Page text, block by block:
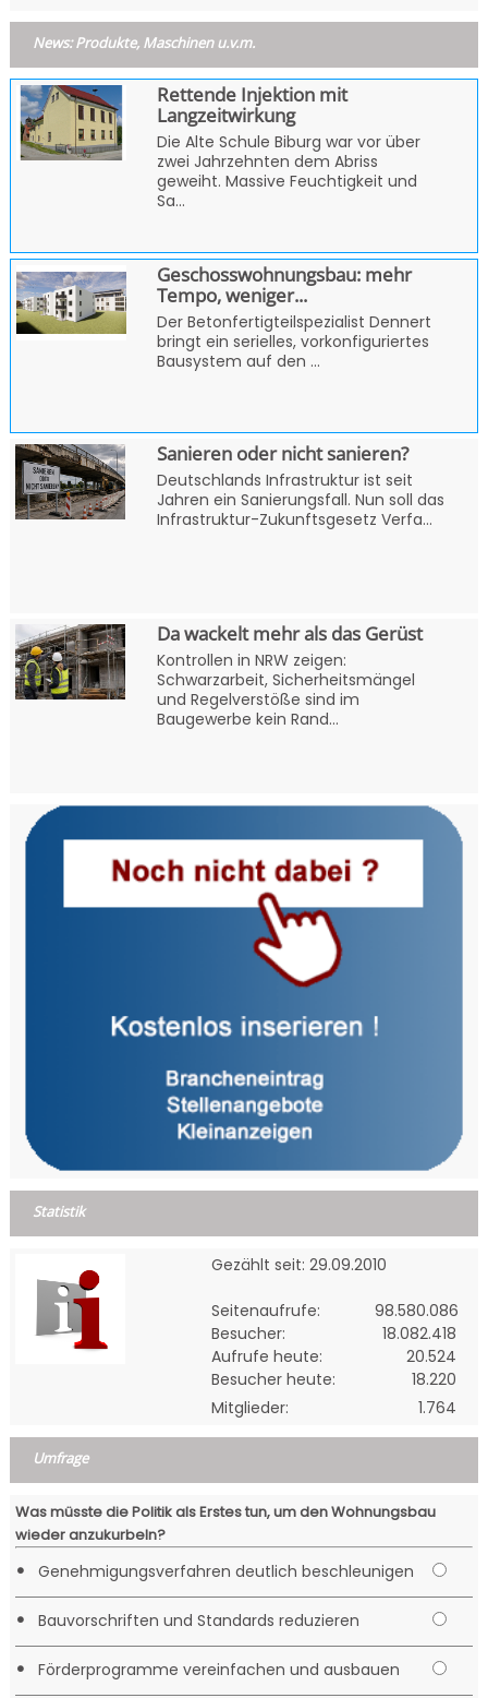
News: Produkte, Maschinen u.v.m.
Rettende Injektion mit
Langzeitwirkung
Die Alte Schule Biburg war vor über
zwei Jahrzehnten dem Abriss
geweiht. Massive Feuchtigkeit und
Sa...
Geschosswohnungsbau: mehr
Tempo, weniger...
Der Betonfertigteilspezialist Dennert
bringt ein serielles, vorkonfiguriertes
Bausystem auf den ...
Sanieren oder nicht sanieren?
Deutschlands Infrastruktur ist seit
Jahren ein Sanierungsfall. Nun soll das
Infrastruktur-Zukunftsgesetz Verfa...
Da wackelt mehr als das Gerüst
Kontrollen in NRW zeigen:
Schwarzarbeit, Sicherheitsmängel
und Regelverstöße sind im
Baugewerbe kein Rand...
Statistik
Gezählt seit: 29.09.2010
Seitenaufrufe:
98.580.086
Besucher:
18.082.418
Aufrufe heute:
20.524
Besucher heute:
18.220
Mitglieder:
1.764
Umfrage
Was müsste die Politik als Erstes tun, um den Wohnungsbau
wieder anzukurbeln?
• Genehmigungsverfahren deutlich beschleunigen
• Bauvorschriften und Standards reduzieren
• Förderprogramme vereinfachen und ausbauen